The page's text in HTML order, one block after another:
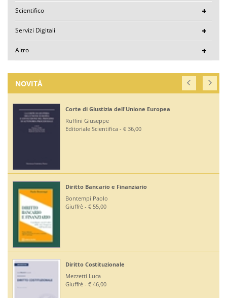
Scientifico
Servizi Digitali
Altro
NOVITÀ
Corte di Giustizia dell'Unione Europea
Ruffini Giuseppe
Editoriale Scientifica - € 36,00
Diritto Bancario e Finanziario
Bontempi Paolo
Giuffrè - € 55,00
Diritto Costituzionale
Mezzetti Luca
Giuffrè - € 46,00